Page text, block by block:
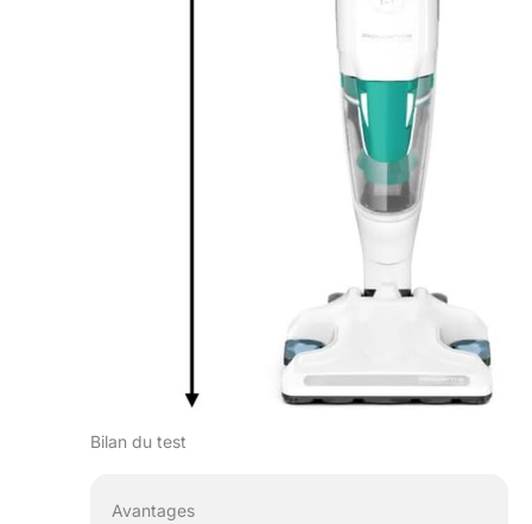
Bilan du test
Avantages